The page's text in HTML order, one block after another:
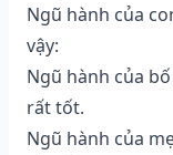
Ngũ hành của
vậy:
Ngũ hành của
rất tốt.
Ngũ hành của